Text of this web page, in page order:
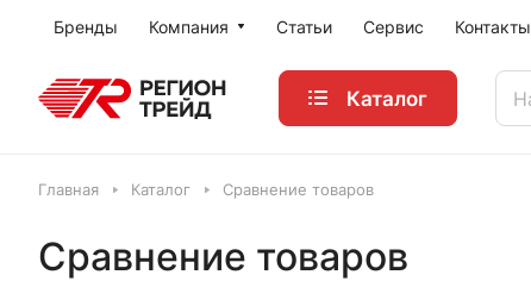
Бренды Компания Статьи Сервис Контакты
Каталог
Главная Каталог Сравнение товаров
Сравнение товаров